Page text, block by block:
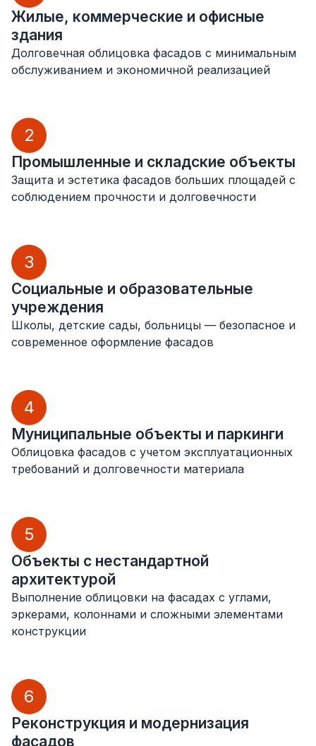
Жилые, коммерческие и офисные
здания
Долговечная облицовка фасадов с минимальным
обслуживанием и экономичной реализацией
2
Промышленные и складские объекты
Защита и эстетика фасадов больших площадей с
соблюдением прочности и долговечности
3
Социальные и образовательные
учреждения
Школы, детские сады, больницы — безопасное и
современное оформление фасадов
4
Муниципальные объекты и паркинги
Облицовка фасадов с учетом эксплуатационных
требований и долговечности материала
5
Объекты с нестандартной
архитектурой
Выполнение облицовки на фасадах с углами,
эркерами, колоннами и сложными элементами
конструкции
6
Реконструкция и модернизация
фасадов